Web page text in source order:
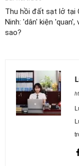
Thu hồi đất sạt lở tại
Ninh: 'dân' kiện 'quan',
sao?